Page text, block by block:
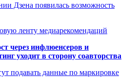
Дзена появилась возможность
ленту медиарекомендаций
через инфлюенсеров и
уходит в сторону соавторства
подавать данные по маркировке